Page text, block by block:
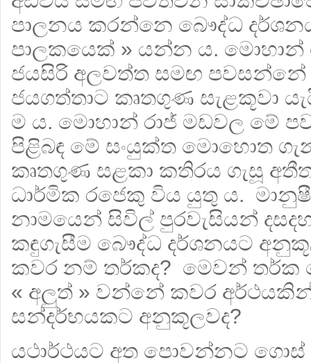
පාලනය කරන්නෙ බෞද්ධ
පාලකයෙක් » යන්න ය. මොහාන්
ජයසිරි අලවත්ත සමඟ
ජයගත්තාට කෘතගුණ සැළකූවා
ම ය. මොහාන් රාජ් මඩවල මේ
පිළිබඳ මේ සංයුක්ත මොහොත
කෘතගුණ සළකා කතිරය ගැසූ
ධාර්මික රජෙකු විය යුතු ය.
නාමයෙන් සිවිල් පුරවැසියන්
කඳුගැසීම බෞද්ධ දර්ශනයට
කවර නම් තර්කද? මෙවන්
« අලුත් » වන්නේ කවර
සන්දර්භයකට අනුකූලවද?
යථාර්ථයට අත පොවන්නට ගොස්